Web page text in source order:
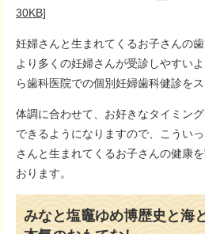
30KB]
妊婦さんと生まれてくるお子さんの
より多くの妊婦さんが受診しやすい
ら歯科医院での個別妊婦歯科健診をス
体調に合わせて、お好きなタイミン
できるようになりますので、こうい
さんと生まれてくるお子さんの健康
おります。
みなと塩竈ゆめ博歴史と海